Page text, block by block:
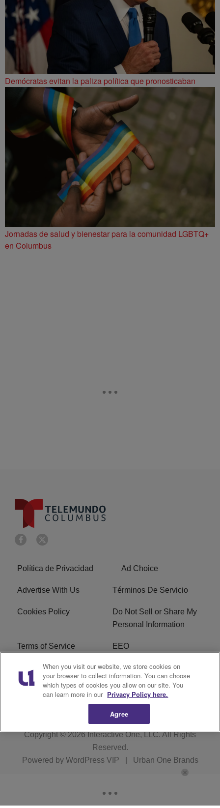
Demócratas evitan la paliza política que pronosticaban
Jornadas de salud y bienestar para la comunidad LGBTQ+
en Columbus
Política de Privacidad Ad Choice
Advertise With Us Términos De Servicio
Cookies Policy
Do Not Sell or Share My
Personal Information
Terms of Service EEO
Careers FCC Public File
R1 Digital
Copyright © 2026Interactive One, LLC. All Rights
Reserved.
Powered by WordPress VIP Urban One Brands
When you visit our website, we store cookies on
your browser to collect information. You can choose
which types of cookies you allow on our site. You
can learn more in our Privacy Policy here.
Agree